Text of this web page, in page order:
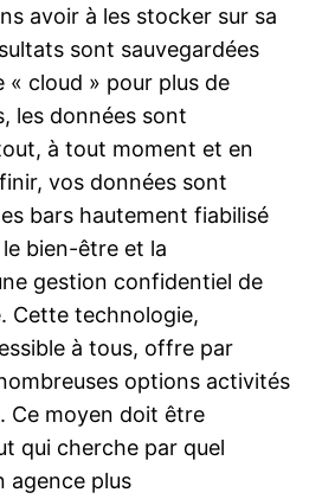
avoir à les stocker sur sa
sont sauvegardées
« cloud » pour plus de
les données sont
à tout moment et en
vos données sont
bars hautement fiabilisé
bien-être et la
gestion confidentiel de
Cette technologie,
à tous, offre par
options activités
Ce moyen doit être
qui cherche par quel
agence plus